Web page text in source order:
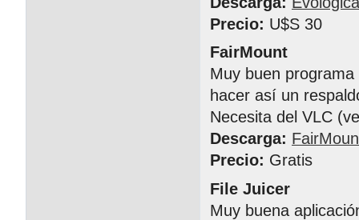
Precio: U$S 30
FairMount
Muy buen
hacer así un
Necesita del VLC
Descarga:
Precio: Gratis
File Juicer
Muy buena